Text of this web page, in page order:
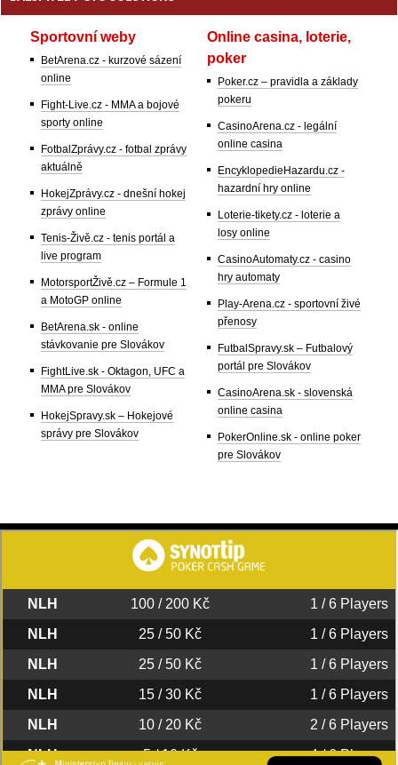
Sportovní weby
BetArena.cz - kurzové sázení
online
Fight-Live.cz - MMA a bojové
sporty online
FotbalZprávy.cz - fotbal zprávy
aktuálně
HokejZprávy.cz - dnešní hokej
zprávy online
Tenis-Živě.cz - tenis portál a
live program
MotorsportŽivě.cz – Formule 1
a MotoGP online
BetArena.sk - online
stávkovanie pre Slovákov
FightLive.sk - Oktagon, UFC a
MMA pre Slovákov
HokejSpravy.sk – Hokejové
správy pre Slovákov
Online casina, loterie,
poker
Poker.cz – pravidla a základy
pokeru
CasinoArena.cz - legální
online casina
EncyklopedieHazardu.cz -
hazardní hry online
Loterie-tikety.cz - loterie a
losy online
CasinoAutomaty.cz - casino
hry automaty
Play-Arena.cz - sportovní živé
přenosy
FutbalSpravy.sk – Futbalový
portál pre Slovákov
CasinoArena.sk - slovenská
online casina
PokerOnline.sk - online poker
pre Slovákov